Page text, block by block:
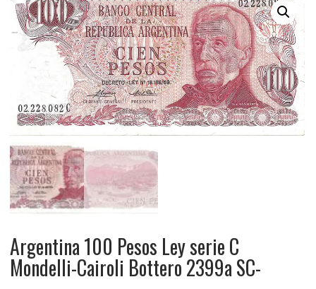
Argentina 100 Pesos Ley serie C
Mondelli-Cairoli Bottero 2399a SC-